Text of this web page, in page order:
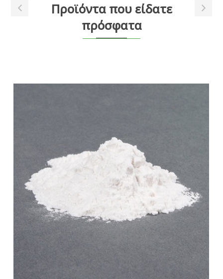
Προϊόντα που είδατε
πρόσφατα